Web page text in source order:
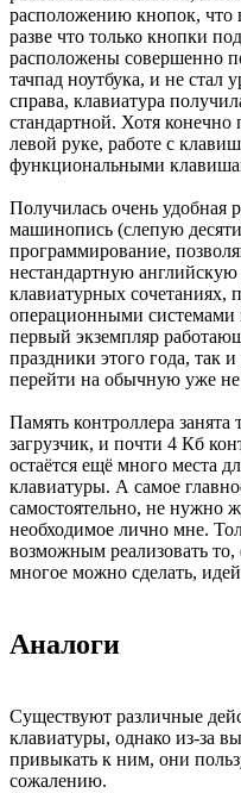
расположению кнопок, что
разве что только кнопки
расположены совершенно
тачпад ноутбука, и не стал
справа, клавиатура
стандартной. Хотя конечно
левой руке, работе с
функциональными
Получилась очень удобная
машинопись (слепую
программирование,
нестандартную
клавиатурных сочетаниях,
операционными системами
первый экземпляр
праздники этого года, так
перейти на обычную уже не
Память контроллера
загрузчик, и почти 4 Кб
остаётся ещё много места
клавиатуры. А самое
самостоятельно, не нужно
необходимое лично мне.
возможным реализовать
многое можно сделать,
Аналоги
Существуют различные
клавиатуры, однако из-за
привыкать к ним, они
сожалению.